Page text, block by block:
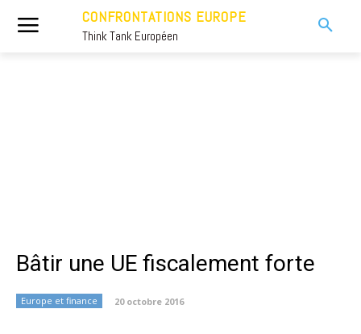
CONFRONTATIONS EUROPE
Think Tank Européen
Bâtir une UE fiscalement forte
Europe et finance 20 octobre 2016